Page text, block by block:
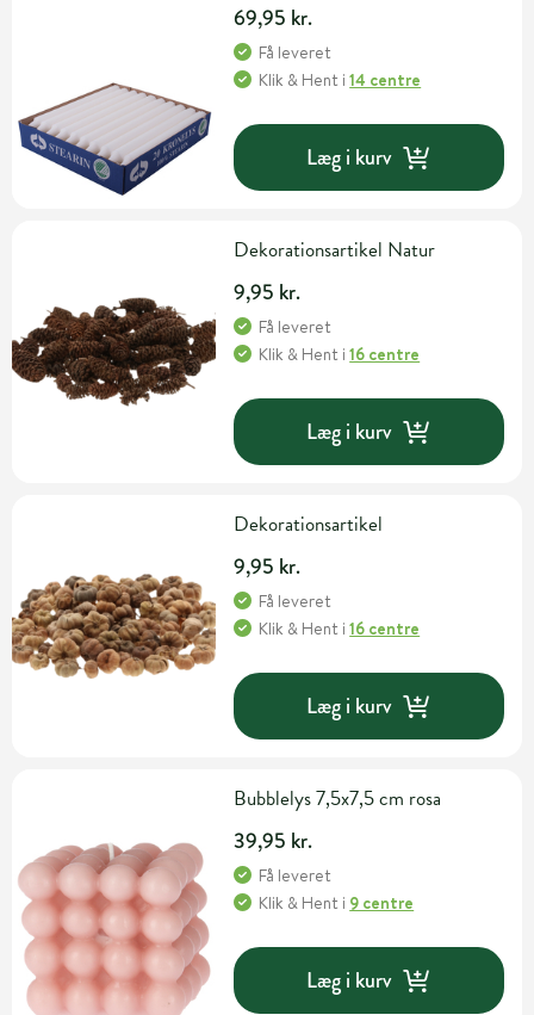
69,95 kr.
Få leveret
Klik & Hent i14 centre
Læg i kurv
Dekorationsartikel Natur
9,95 kr.
Få leveret
Klik & Hent i16 centre
Læg i kurv
Dekorationsartikel
9,95 kr.
Få leveret
Klik & Hent i16 centre
Læg i kurv
Bubblelys 7,5x7,5 cm rosa
39,95 kr.
Få leveret
Klik & Hent i 9 centre
Læg i kurv